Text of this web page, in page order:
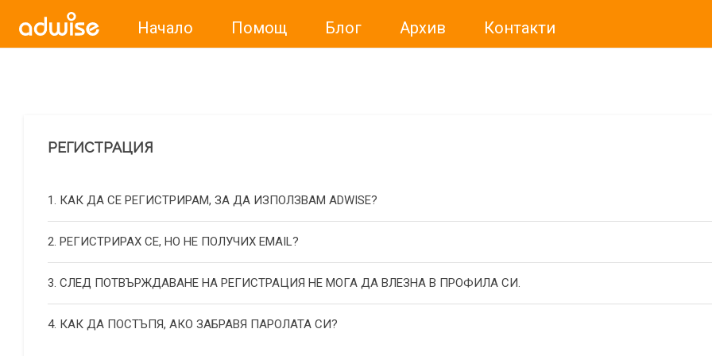
Начало Помощ Блог Архив Контакти
РЕГИСТРАЦИЯ
1. КАК ДА СЕ РЕГИСТРИРАМ, ЗА ДА ИЗПОЛЗВАМ ADWISE?
2. РЕГИСТРИРАХ СЕ, НО НЕ ПОЛУЧИХ EMAIL?
3. СЛЕД ПОТВЪРЖДАВАНЕ НА РЕГИСТРАЦИЯ НЕ МОГА ДА ВЛЕЗНА В ПРОФИЛА СИ.
4. КАК ДА ПОСТЪПЯ, АКО ЗАБРАВЯ ПАРОЛАТА СИ?